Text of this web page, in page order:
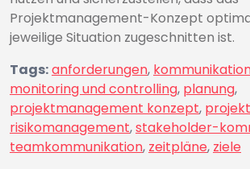
Projektmanagement-Konzept
jeweilige Situation zugeschnitten ist.
Tags:anforderungen,
monitoring und controlling, planung,
projektmanagement konzept,
risikomanagement,stakeholder-
teamkommunikation, zeitpläne, ziele